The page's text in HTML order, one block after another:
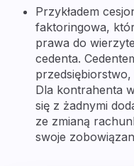
Przykładem
faktoringowa,
prawa do
cedenta.
Dla kontrahenta
się z żadnymi
ze zmianą
swoje